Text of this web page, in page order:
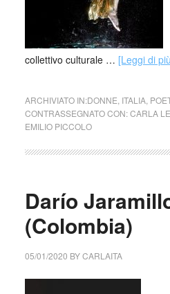
collettivo culturale … [Leggi di
ARCHIVIATO IN:DONNE ITALIA,
CONTRASSEGNATO CON:CARLA
EMILIO PICCOLO
Darío
(Colombia)
05/01/2020 BYCARLAITA